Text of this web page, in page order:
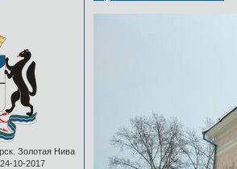
Золотая Нива
10-2017